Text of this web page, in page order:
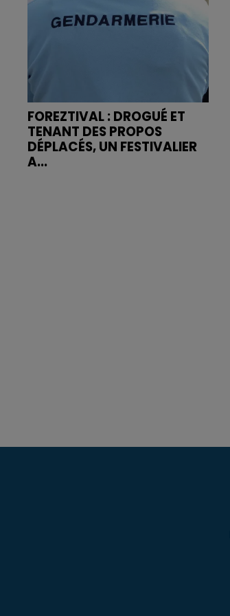
FOREZTIVAL : DROGUÉ ET
TENANT DES PROPOS
DÉPLACÉS, UN FESTIVALIER
A...